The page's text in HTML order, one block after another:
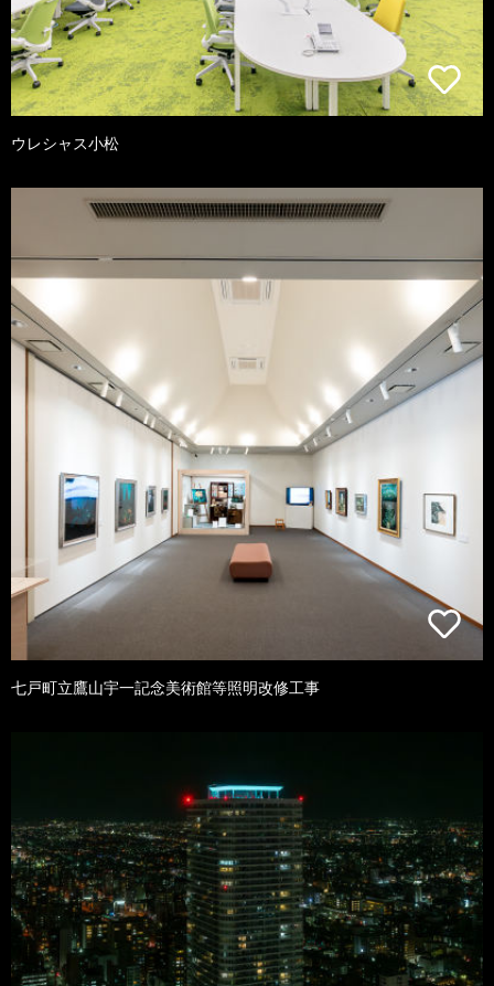
ウレシャス小松
七戸町立鷹山宇一記念美術館等照明改修工事